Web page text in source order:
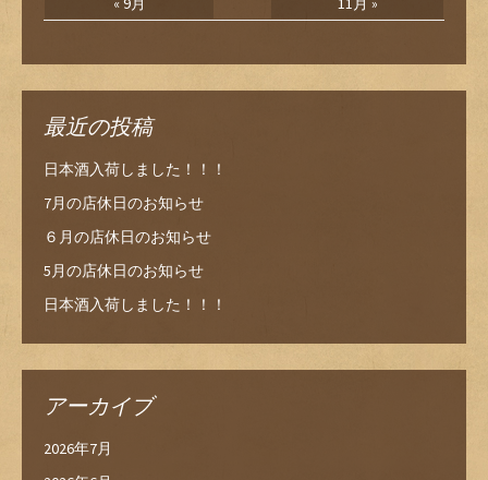
最近の投稿
日本酒入荷しました！！！
7月の店休日のお知らせ
６月の店休日のお知らせ
5月の店休日のお知らせ
日本酒入荷しました！！！
アーカイブ
2026年7月